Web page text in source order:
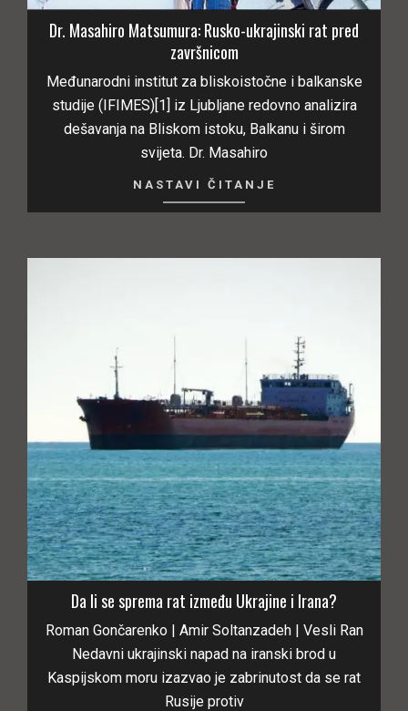
Dr. Masahiro Matsumura: Rusko-ukrajinski rat pred
završnicom
Međunarodni institut za bliskoistočne i balkanske
studije (IFIMES)[1] iz Ljubljane redovno analizira
dešavanja na Bliskom istoku, Balkanu i širom
svijeta. Dr. Masahiro
NASTAVI ČITANJE
Da li se sprema rat između Ukrajine i Irana?
Roman Gončarenko | Amir Soltanzadeh | Vesli Ran
Nedavni ukrajinski napad na iranski brod u
Kaspijskom moru izazvao je zabrinutost da se rat
Rusije protiv